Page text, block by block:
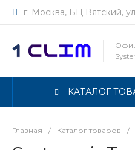
г. Москва, БЦ Вятский,
КАТАЛОГ
Главная / Каталог товаров /